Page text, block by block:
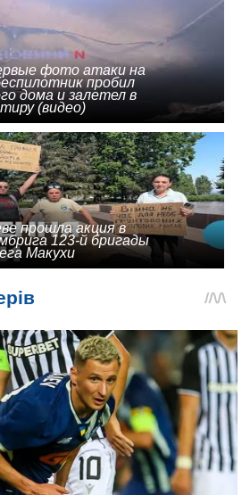
фото атаки на
пробил
дома и залетел в
(видео)
прошла акция в
123-й бригады
Макухи